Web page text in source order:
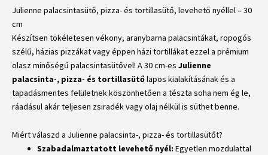
-
30
cm
mennyiség
Julienne palacsintasütő, pizza- és tortillasütő, levehető nyéllel – 30
cm
Készítsen tökéletesen vékony, aranybarna palacsintákat, ropogós
szélű, házias pizzákat vagy éppen házi tortillákat ezzel a prémium
olasz minőségű palacsintasütővel! A 30 cm-es Julienne
palacsinta-, pizza- és tortillasütőlapos kialakításának és a
tapadásmentes felületnek köszönhetően a tészta soha nem ég le,
ráadásul akár teljesen zsiradék vagy olaj nélkül is süthet benne.
Miért válaszd a Julienne palacsinta-, pizza- és tortillasütőt?
Szabadalmaztatott levehető nyél: Egyetlen mozdulattal